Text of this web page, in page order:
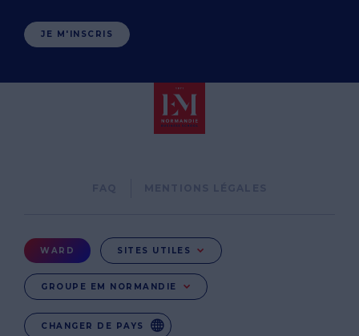
JE M'INSCRIS
Menu
Ward
WARD SITES UTILES
GROUPE EM NORMANDIE
CHANGER DE PAYS